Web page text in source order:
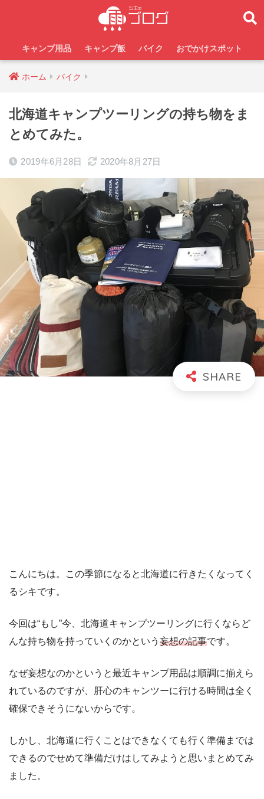
キャンプ用品 キャンプ飯 バイク おでかけスポット
ホーム バイク
北海道キャンプツーリングの持ち物をま
とめてみた。
2019年6月28日 2020年8月27日
こんにちは。この季節になると北海道に行きたくなってく
るシキです。
今回は“もし”今、北海道キャンプツーリングに行くならど
んな持ち物を持っていくのかという 妄想の記事です。
なぜ妄想なのかというと最近キャンプ用品は順調に揃えら
れているのですが、肝心のキャンツーに行ける時間は全く
確保できそうにないからです。
しかし、北海道に行くことはできなくても行く準備までは
できるのでせめて準備だけはしてみようと思いまとめてみ
ました。